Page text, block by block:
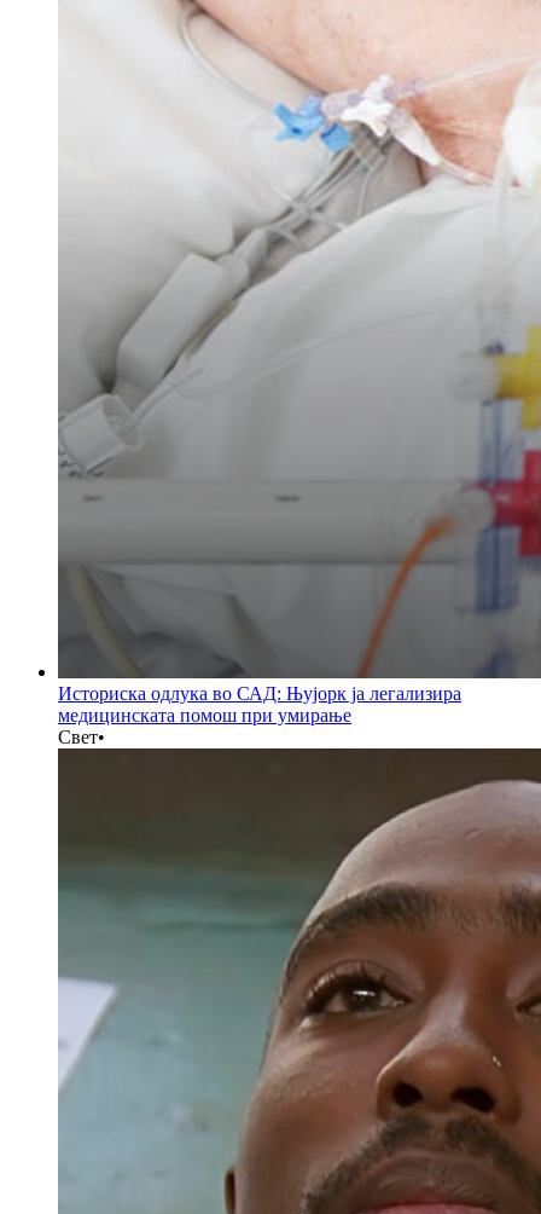
Историска одлука во САД: Њујорк ја легализира
медицинската помош при умирање
Свет•